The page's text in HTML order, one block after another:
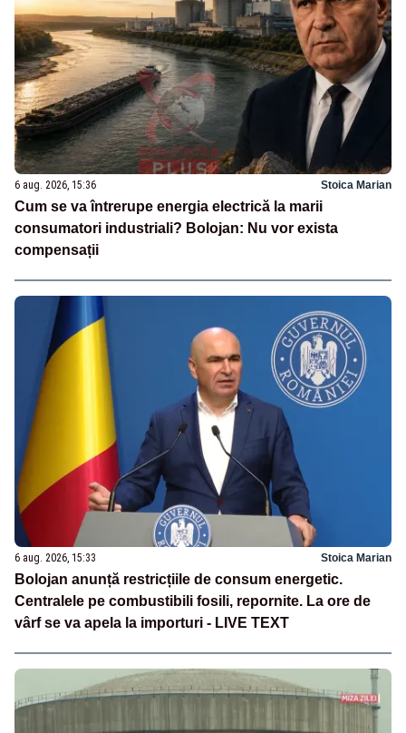
6 aug. 2026, 15:36 Stoica Marian
Cum se va întrerupe energia electrică la marii
consumatori industriali? Bolojan: Nu vor exista
compensații
6 aug. 2026, 15:33 Stoica Marian
Bolojan anunță restricțiile de consum energetic.
Centralele pe combustibili fosili, repornite. La ore de
vârf se va apela la importuri - LIVE TEXT